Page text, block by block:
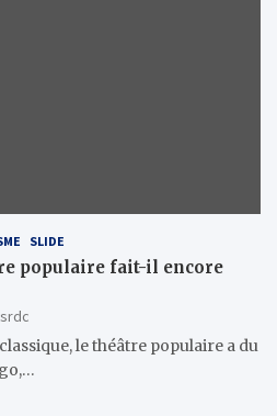
SLIDE
populaire fait-il encore
le théâtre populaire a du